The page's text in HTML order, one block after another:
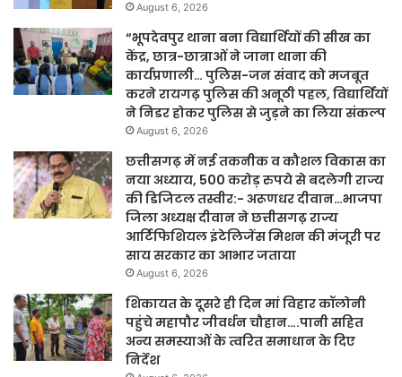
August 6, 2026
“भूपदेवपुर थाना बना विद्यार्थियों की सीख का
केंद्र, छात्र-छात्राओं ने जाना थाना की
कार्यप्रणाली… पुलिस-जन संवाद को मजबूत
करने रायगढ़ पुलिस की अनूठी पहल, विद्यार्थियों
ने निडर होकर पुलिस से जुड़ने का लिया संकल्प
August 6, 2026
छत्तीसगढ़ में नई तकनीक व कौशल विकास का
नया अध्याय, 500 करोड़ रुपये से बदलेगी राज्य
की डिजिटल तस्वीर:- अरूणधर दीवान…भाजपा
जिला अध्यक्ष दीवान ने छत्तीसगढ़ राज्य
आर्टिफिशियल इंटेलिजेंस मिशन की मंजूरी पर
साय सरकार का आभार जताया
August 6, 2026
शिकायत के दूसरे ही दिन मां विहार कॉलोनी
पहुंचे महापौर जीवर्धन चौहान….पानी सहित
अन्य समस्याओं के त्वरित समाधान के दिए
निर्देश